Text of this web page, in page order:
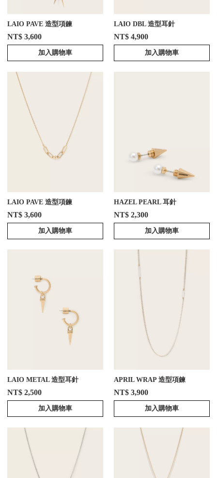
LAIO PAVE 造型項鍊
NT$ 3,600
加入購物車
LAIO DBL 造型耳針
NT$ 4,900
加入購物車
LAIO PAVE 造型項鍊
NT$ 3,600
加入購物車
HAZEL PEARL 耳針
NT$ 2,300
加入購物車
LAIO METAL 造型耳針
NT$ 2,500
加入購物車
APRIL WRAP 造型項鍊
NT$ 3,900
加入購物車